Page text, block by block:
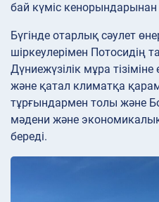
бай күміс кенорындарынан
Бүгінде отарлық сәулет
шіркеулерімен Потосидің
Дүниежүзілік мұра
және қатал климатқа
тұрғындармен толы және
мәдени және
береді.